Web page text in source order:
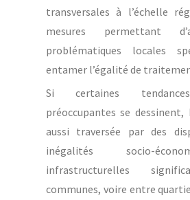
transversales à l’échelle
mesures permettant
problématiques locales
entamer l’égalité de
Si certaines
préoccupantes se dessinent,
aussi traversée par des
inégalités socio-
infrastructurelles
communes, voire entre